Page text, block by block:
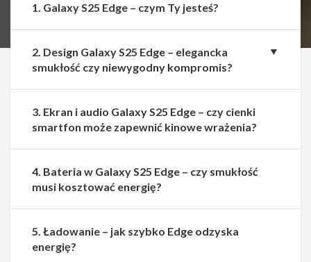
1. Galaxy S25 Edge – czym Ty jesteś?
2. Design Galaxy S25 Edge – elegancka
smukłość czy niewygodny kompromis?
3. Ekran i audio Galaxy S25 Edge – czy cienki
smartfon może zapewnić kinowe wrażenia?
4. Bateria w Galaxy S25 Edge – czy smukłość
musi kosztować energię?
5. Ładowanie – jak szybko Edge odzyska
energię?